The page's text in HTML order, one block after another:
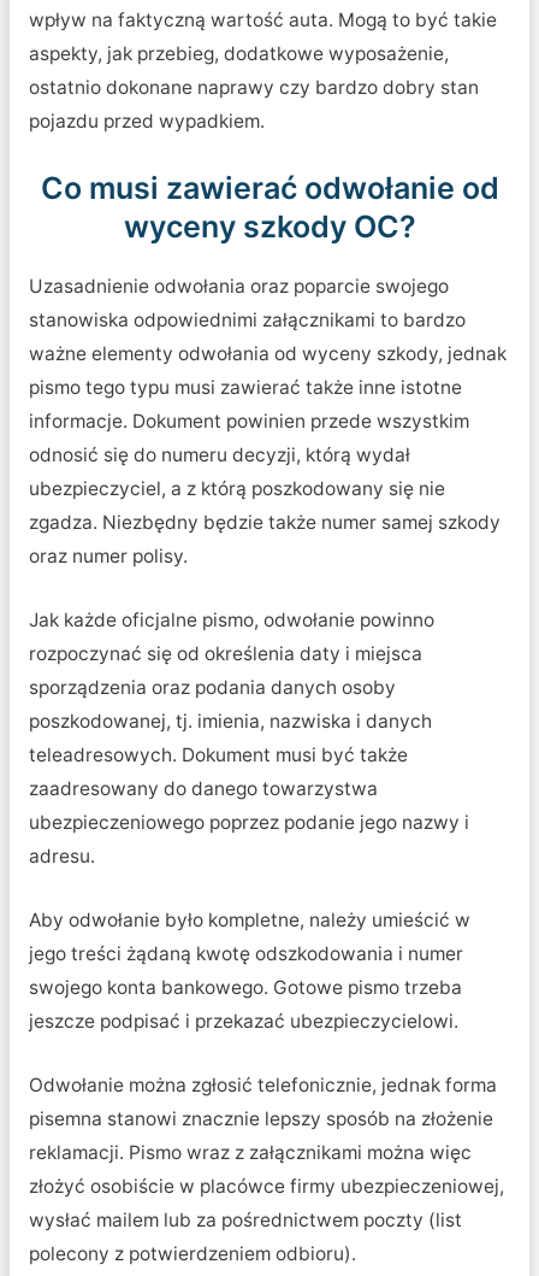
wpływ na faktyczną wartość auta. Mogą to być takie
aspekty, jak przebieg, dodatkowe wyposażenie,
ostatnio dokonane naprawy czy bardzo dobry stan
pojazdu przed wypadkiem.
Co musi zawierać odwołanie od
wyceny szkody OC?
Uzasadnienie odwołania oraz poparcie swojego
stanowiska odpowiednimi załącznikami to bardzo
ważne elementy odwołania od wyceny szkody, jednak
pismo tego typu musi zawierać także inne istotne
informacje. Dokument powinien przede wszystkim
odnosić się do numeru decyzji, którą wydał
ubezpieczyciel, a z którą poszkodowany się nie
zgadza. Niezbędny będzie także numer samej szkody
oraz numer polisy.
Jak każde oficjalne pismo, odwołanie powinno
rozpoczynać się od określenia daty i miejsca
sporządzenia oraz podania danych osoby
poszkodowanej, tj. imienia, nazwiska i danych
teleadresowych. Dokument musi być także
zaadresowany do danego towarzystwa
ubezpieczeniowego poprzez podanie jego nazwy i
adresu.
Aby odwołanie było kompletne, należy umieścić w
jego treści żądaną kwotę odszkodowania i numer
swojego konta bankowego. Gotowe pismo trzeba
jeszcze podpisać i przekazać ubezpieczycielowi.
Odwołanie można zgłosić telefonicznie, jednak forma
pisemna stanowi znacznie lepszy sposób na złożenie
reklamacji. Pismo wraz z załącznikami można więc
złożyć osobiście w placówce firmy ubezpieczeniowej,
wysłać mailem lub za pośrednictwem poczty (list
polecony z potwierdzeniem odbioru).